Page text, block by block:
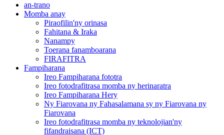
an-trano
Momba anay
Piraofilin'ny orinasa
Fahitana & Iraka
Nanampy
Toerana fanamboarana
FIRAFITRA
Fampiharana
Ireo Fampiharana fototra
Ireo fotodrafitrasa momba ny herinaratra
Ireo Fampiharana Hery
Ny Fiarovana ny Fahasalamana sy ny Fiarovana ny
Fiarovana
Ireo fotodrafitrasa momba ny teknolojian'ny
fifandraisana (ICT)